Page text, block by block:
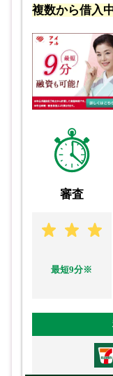
複数から借入
審査
最短9分※